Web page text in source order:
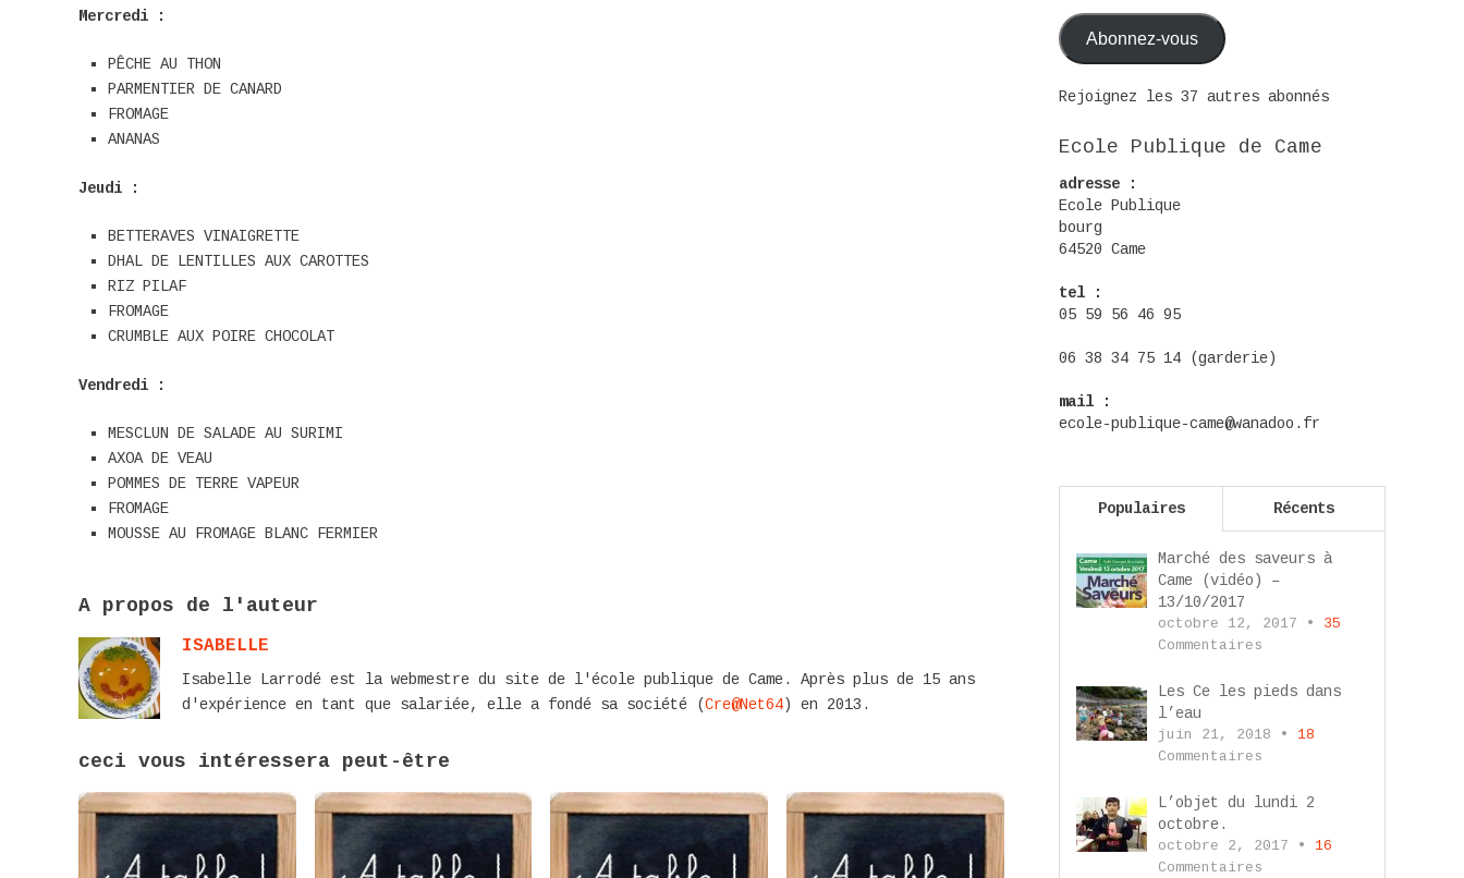
Mercredi :
PÊCHE AU THON
PARMENTIER DE CANARD
FROMAGE
ANANAS
Jeudi :
BETTERAVES VINAIGRETTE
DHAL DE LENTILLES AUX CAROTTES
RIZ PILAF
FROMAGE
CRUMBLE AUX POIRE CHOCOLAT
Vendredi :
MESCLUN DE SALADE AU SURIMI
AXOA DE VEAU
POMMES DE TERRE VAPEUR
FROMAGE
MOUSSE AU FROMAGE BLANC FERMIER
A propos de l'auteur
ISABELLE
Isabelle Larrodé est la webmestre du site de l'école publique de Came. Après plus de 15 ans
d'expérience en tant que salariée, elle a fondé sa société (Cre@Net64) en 2013.
ceci vous intéressera peut-être
mail
Abonnez-vous
Rejoignez les 37 autres abonnés
Ecole Publique de Came
adresse :
Ecole Publique
bourg
64520 Came
tel :
05 59 56 46 95
06 38 34 75 14 (garderie)
mail :
ecole-publique-came@wanadoo.fr
Populaires Récents
Marché des saveurs à
Came (vidéo) –
13/10/2017
octobre 12, 2017 • 35
Commentaires
Les Ce les pieds dans
l’eau
juin 21, 2018 • 18
Commentaires
L’objet du lundi 2
octobre.
octobre 2, 2017 • 16
Commentaires